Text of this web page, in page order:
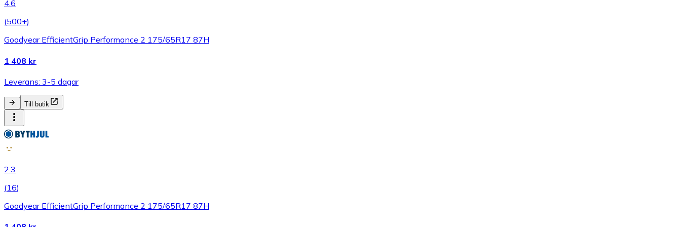
4.6
(500+)
Goodyear EfficientGrip Performance 2 175/65R17 87H
1 408 kr
Leverans: 3-5 dagar
Till butik
2.3
(16)
Goodyear EfficientGrip Performance 2 175/65R17 87H